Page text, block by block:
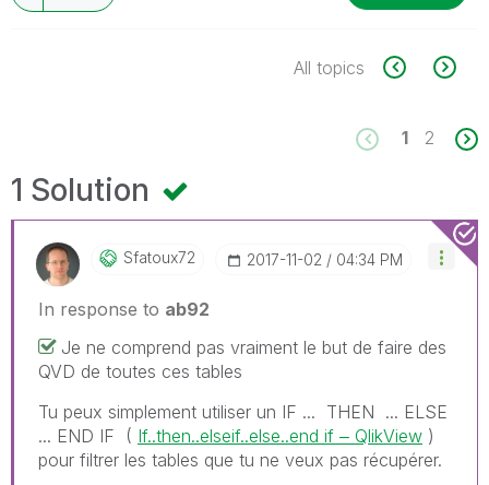
All topics
1 2
1 Solution
Sfatoux72 ‎2017-11-02 04:34 PM
In response to ab92
Je ne comprend pas vraiment le but de faire des
QVD de toutes ces tables
Tu peux simplement utiliser un IF ... THEN ... ELSE
... END IF ( If..then..elseif..else..end if ‒ QlikView )
pour filtrer les tables que tu ne veux pas récupérer.